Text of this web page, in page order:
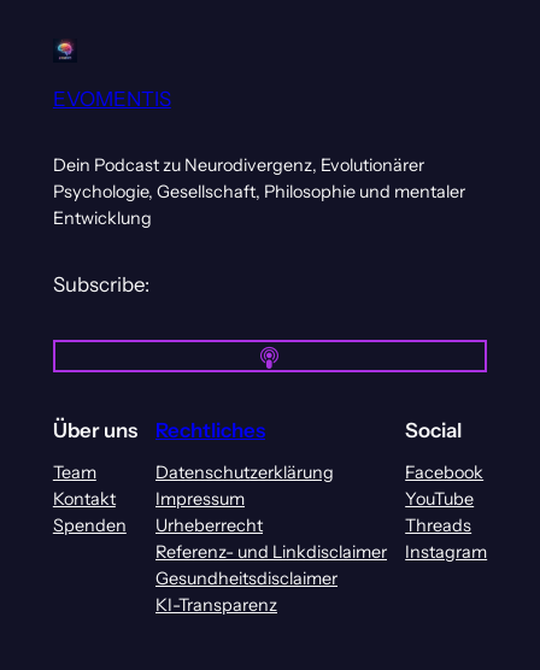
EVOMENTIS
Dein Podcast zu Neurodivergenz, Evolutionärer
Psychologie, Gesellschaft, Philosophie und mentaler
Entwicklung
Subscribe:
Über uns
Team
Kontakt
Spenden
Rechtliches
Datenschutzerklärung
Impressum
Urheberrecht
Referenz- und Linkdisclaimer
Gesundheitsdisclaimer
KI-Transparenz
Social
Facebook
YouTube
Threads
Instagram